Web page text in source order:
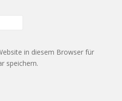
in diesem Browser für
speichern.